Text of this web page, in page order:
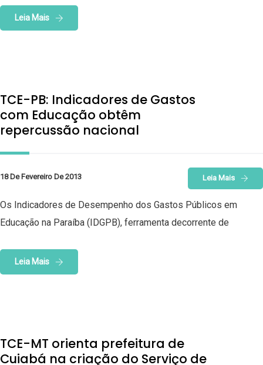
Leia Mais
TCE-PB: Indicadores de Gastos
com Educação obtêm
repercussão nacional
18 De Fevereiro De 2013 Leia Mais
Os Indicadores de Desempenho dos Gastos Públicos em
Educação na Paraíba (IDGPB), ferramenta decorrente de
Leia Mais
TCE-MT orienta prefeitura de
Cuiabá na criação do Serviço de